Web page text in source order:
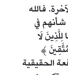
فالله
في
لَا
﴾
الحقيقية